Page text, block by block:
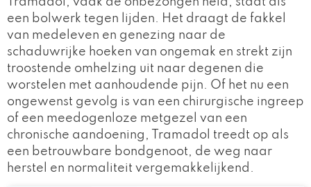
een bolwerk tegen lijden. Het draagt de fakkel
van medeleven en genezing naar de
schaduwrijke hoeken van ongemak en strekt zijn
troostende omhelzing uit naar degenen die
worstelen met aanhoudende pijn. Of het nu een
ongewenst gevolg is van een chirurgische ingreep
of een meedogenloze metgezel van een
chronische aandoening, Tramadol treedt op als
een betrouwbare bondgenoot, de weg naar
herstel en normaliteit vergemakkelijkend.